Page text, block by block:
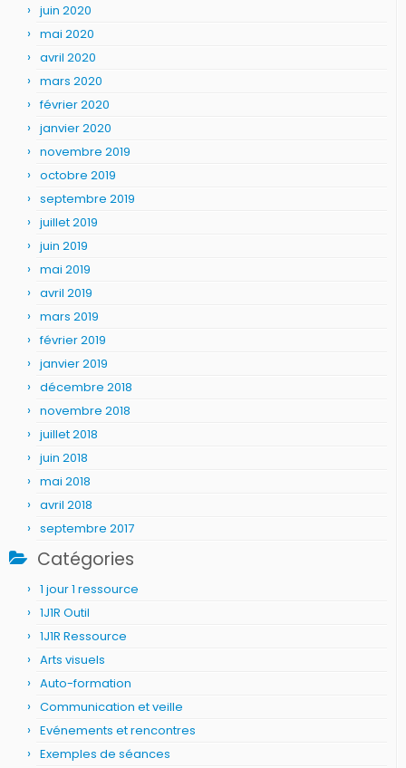
juin 2020
mai 2020
avril 2020
mars 2020
février 2020
janvier 2020
novembre 2019
octobre 2019
septembre 2019
juillet 2019
juin 2019
mai 2019
avril 2019
mars 2019
février 2019
janvier 2019
décembre 2018
novembre 2018
juillet 2018
juin 2018
mai 2018
avril 2018
septembre 2017
Catégories
1 jour 1 ressource
1J1R Outil
1J1R Ressource
Arts visuels
Auto-formation
Communication et veille
Evénements et rencontres
Exemples de séances